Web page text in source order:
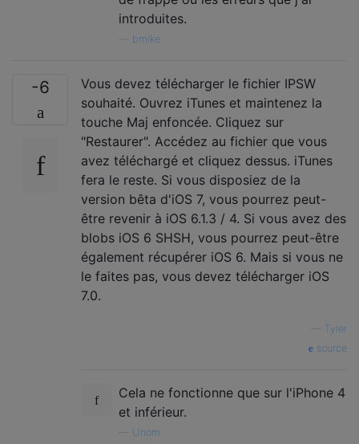
introduites.
bmike
-6
Vous devez télécharger le fichier IPSW
souhaité. Ouvrez iTunes et maintenez la
touche Maj enfoncée. Cliquez sur
"Restaurer". Accédez au fichier que vous
avez téléchargé et cliquez dessus. iTunes
fera le reste. Si vous disposiez de la
version bêta d'iOS 7, vous pourrez peut-
être revenir à iOS 6.1.3 / 4. Si vous avez des
blobs iOS 6 SHSH, vous pourrez peut-être
également récupérer iOS 6. Mais si vous ne
le faites pas, vous devez télécharger iOS
7.0.
Tyler
source
Cela ne fonctionne que sur l'iPhone 4
et inférieur.
Unom